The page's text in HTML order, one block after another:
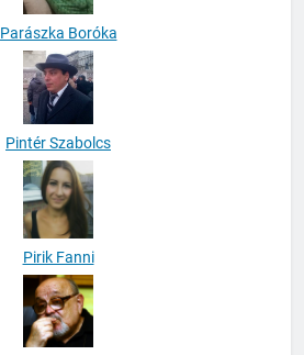
Parászka Boróka
Pintér Szabolcs
Pirik Fanni